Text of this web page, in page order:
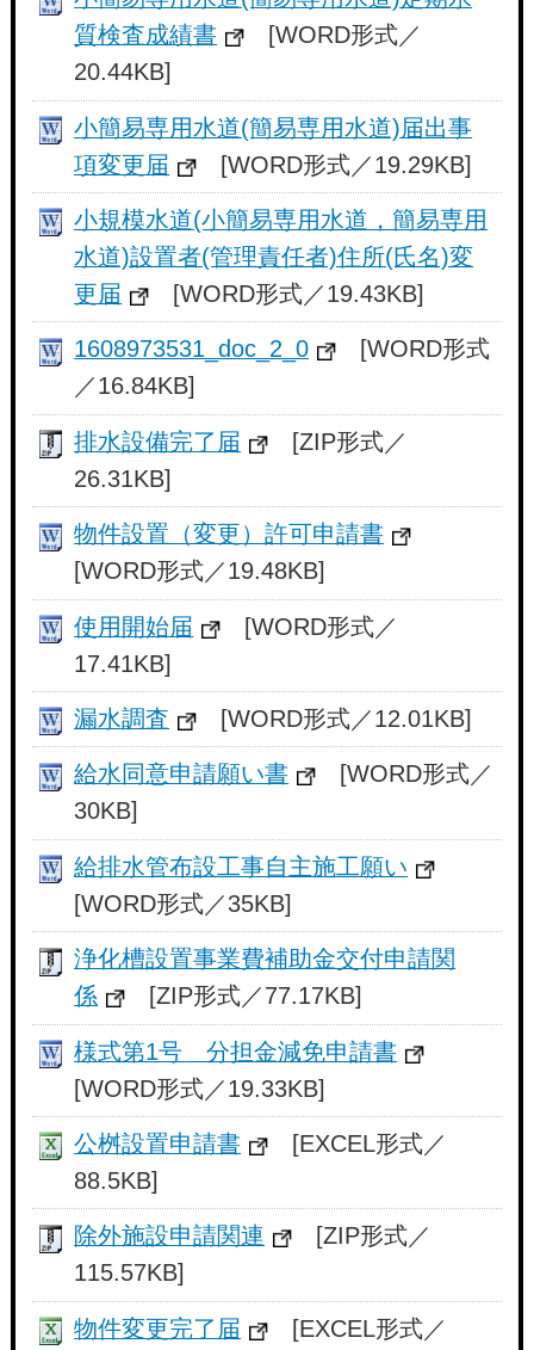
質検査成績書
[WORD形式／
20.44KB]
小簡易専用水道(簡易専用水道)届出事
項変更届
[WORD形式／19.29KB]
小規模水道(小簡易専用水道，簡易専用
水道)設置者(管理責任者)住所(氏名)変
更届
[WORD形式／19.43KB]
1608973531_doc_2_0
[WORD形式
／16.84KB]
排水設備完了届
[ZIP形式／
26.31KB]
物件設置（変更）許可申請書
[WORD形式／19.48KB]
使用開始届
[WORD形式／
17.41KB]
漏水調査 [WORD形式／12.01KB]
給水同意申請願い書
[WORD形式／
30KB]
給排水管布設工事自主施工願い
[WORD形式／35KB]
浄化槽設置事業費補助金交付申請関
係
[ZIP形式／77.17KB]
様式第1号 分担金減免申請書
[WORD形式／19.33KB]
公桝設置申請書
[EXCEL形式／
88.5KB]
除外施設申請関連
[ZIP形式／
115.57KB]
物件変更完了届
[EXCEL形式／